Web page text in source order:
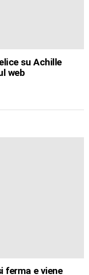
su Achille
web
ferma e viene